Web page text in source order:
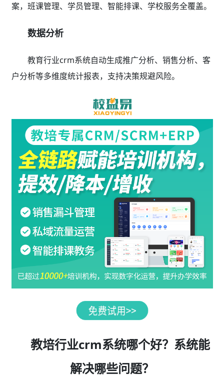
案，班课管理、学员管理、智能排课、学校服务全覆盖。
数据分析
教育行业crm系统自动生成推广分析、销售分析、客
户分析等多维度统计报表，支持决策规避风险。
教培行业crm系统哪个好？系统能
解决哪些问题？